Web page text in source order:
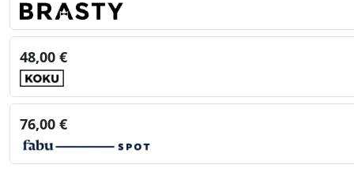
48,00 €
76,00 €